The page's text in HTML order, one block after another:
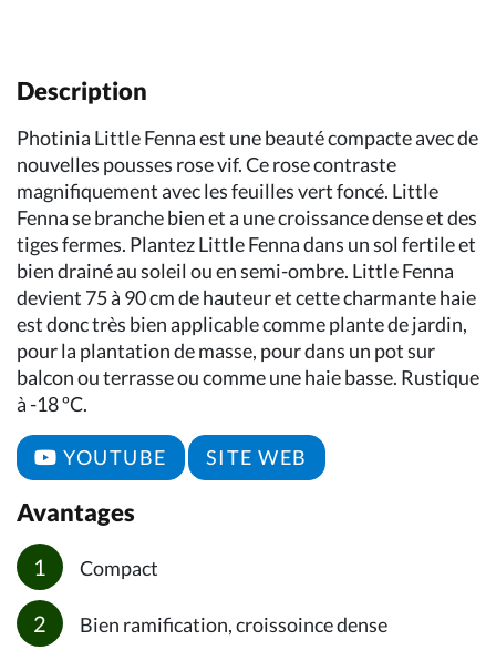
Description
Photinia Little Fenna est une beauté compacte avec de
nouvelles pousses rose vif. Ce rose contraste
magnifiquement avec les feuilles vert foncé. Little
Fenna se branche bien et a une croissance dense et des
tiges fermes. Plantez Little Fenna dans un sol fertile et
bien drainé au soleil ou en semi-ombre. Little Fenna
devient 75 à 90 cm de hauteur et cette charmante haie
est donc très bien applicable comme plante de jardin,
pour la plantation de masse, pour dans un pot sur
balcon ou terrasse ou comme une haie basse. Rustique
à -18 ºC.
YOUTUBE SITE WEB
Avantages
Compact
Bien ramification, croissoince dense